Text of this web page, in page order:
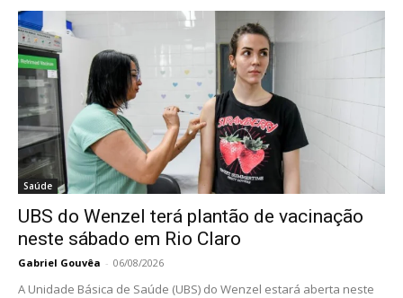
Saúde
UBS do Wenzel terá plantão de vacinação
neste sábado em Rio Claro
Gabriel Gouvêa - 06/08/2026
A Unidade Básica de Saúde (UBS) do Wenzel estará aberta neste